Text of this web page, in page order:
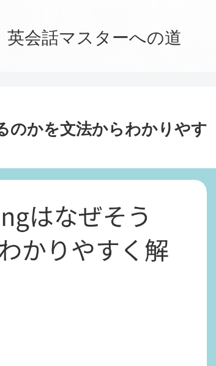
英会話マスターへの道
かを文法からわかりやす